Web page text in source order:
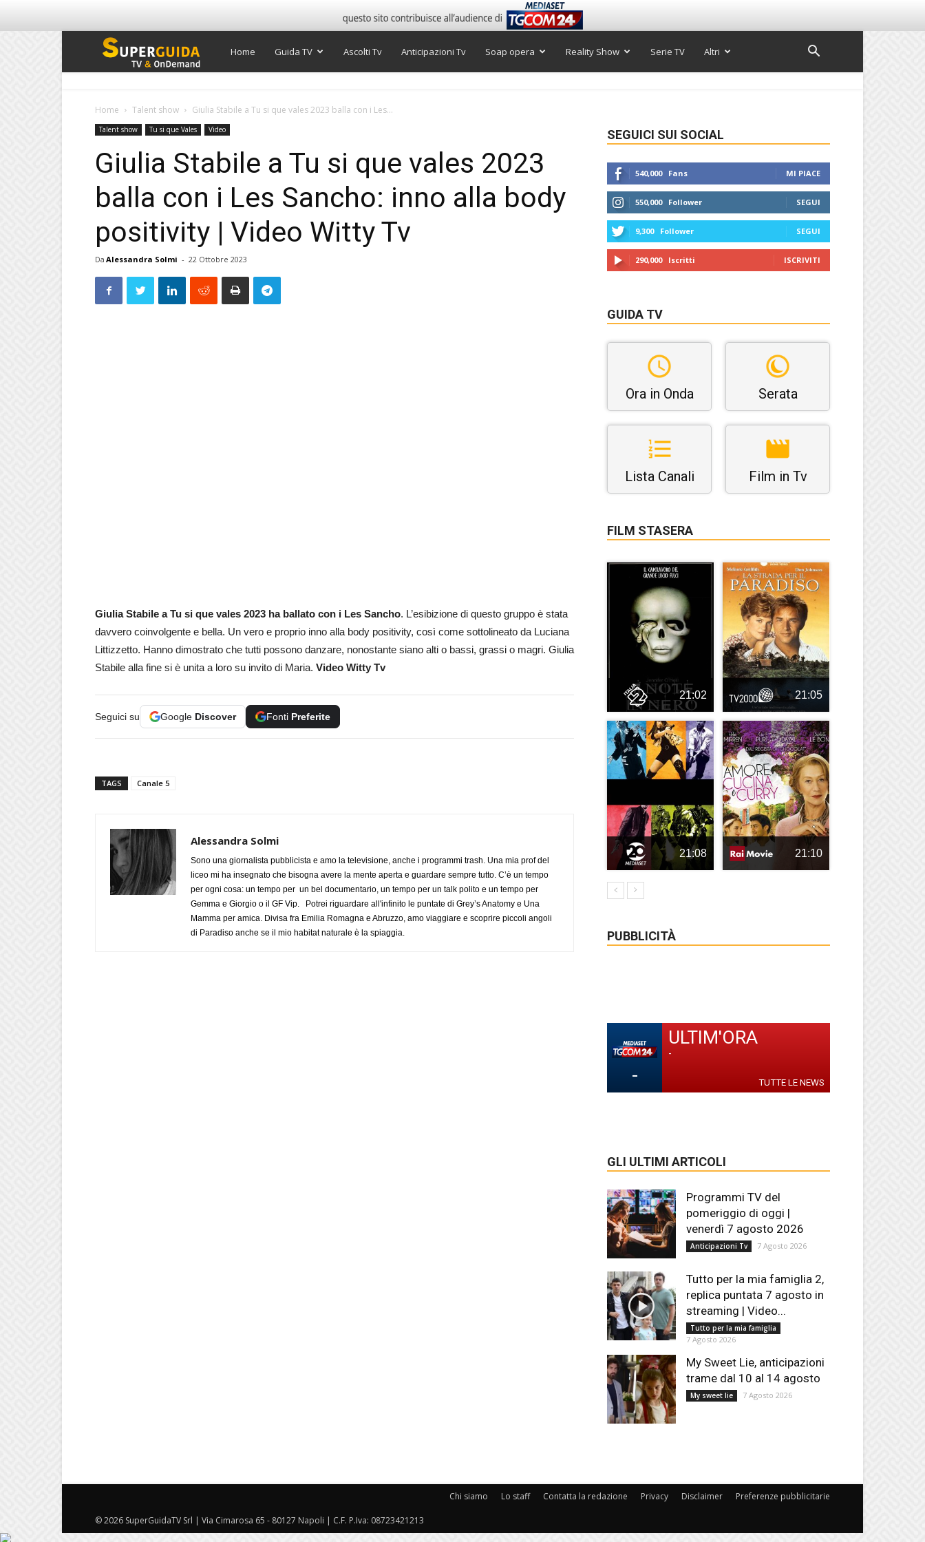
Super
TV
Home Guida TV Ascolti Tv Anticipazioni Tv Soap opera Reality Show Serie TV Altri
Home Talent show Giulia Stabile a Tu si que vales 2023 balla con i Les...
Talent show Tu si que Vales Video
Giulia Stabile a Tu si que vales 2023
balla con i Les Sancho: inno alla body
positivity | Video Witty Tv
Da Alessandra Solmi - 22 Ottobre 2023
Giulia Stabile a Tu si que vales 2023 ha ballato con i Les Sancho. L’esibizione di questo gruppo è stata
davvero coinvolgente e bella. Un vero e proprio inno alla body positivity, così come sottolineato da Luciana
Littizzetto. Hanno dimostrato che tutti possono danzare, nonostante siano alti o bassi, grassi o magri. Giulia
Stabile alla fine si è unita a loro su invito di Maria. Video Witty Tv
Seguici su Google Discover Fonti Preferite
TAGS Canale 5
Alessandra Solmi
Sono una giornalista pubblicista e amo la televisione, anche i programmi trash. Una mia prof del
liceo mi ha insegnato che bisogna avere la mente aperta e guardare sempre tutto. C’è un tempo
per ogni cosa: un tempo per un bel documentario, un tempo per un talk polito e un tempo per
Gemma e Giorgio o il GF Vip. Potrei riguardare all'infinito le puntate di Grey’s Anatomy e Una
Mamma per amica. Divisa fra Emilia Romagna e Abruzzo, amo viaggiare e scoprire piccoli angoli
di Paradiso anche se il mio habitat naturale è la spiaggia.
SEGUICI SUI SOCIAL
540,000 Fans MI PIACE
550,000 Follower SEGUI
9,300 Follower SEGUI
290,000 Iscritti ISCRIVITI
GUIDA TV
Ora in Onda Serata
Lista Canali Film in Tv
FILM STASERA
21:02 21:05
21:08 21:10
PUBBLICITÀ
-
ULTIM'ORA
-
TUTTE LE NEWS
GLI ULTIMI ARTICOLI
Programmi TV del
pomeriggio di oggi |
venerdì 7 agosto 2026
Anticipazioni Tv 7 Agosto 2026
Tutto per la mia famiglia 2,
replica puntata 7 agosto in
streaming | Video...
Tutto per la mia famiglia
7 Agosto 2026
My Sweet Lie, anticipazioni
trame dal 10 al 14 agosto
My sweet lie 7 Agosto 2026
Chi siamo Lo staff Contatta la redazione Privacy Disclaimer Preferenze pubblicitarie
© 2026 SuperGuidaTV Srl | Via Cimarosa 65 - 80127 Napoli | C.F. P.Iva: 08723421213